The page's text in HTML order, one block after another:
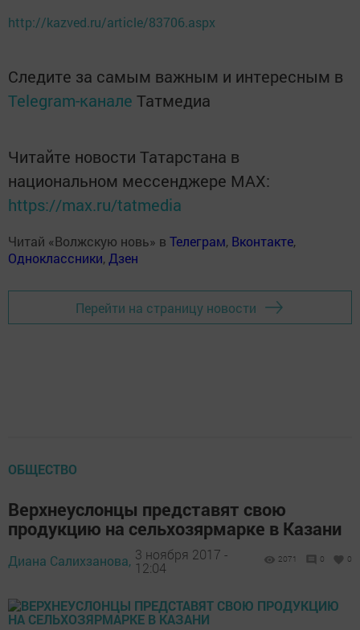
http://kazved.ru/article/83706.aspx
Следите за самым важным и интересным в
Telegram-канале Татмедиа
Читайте новости Татарстана в
национальном мессенджере MАХ:
https://max.ru/tatmedia
Читай «Волжскую новь» в Телеграм, Вконтакте,
Одноклассники,Дзен
Перейти на страницу новости
ОБЩЕСТВО
Верхнеуслонцы представят свою
продукцию на сельхозярмарке в Казани
Диана Салихзанова, 3 ноября 2017 -
12:04
2071 0 0